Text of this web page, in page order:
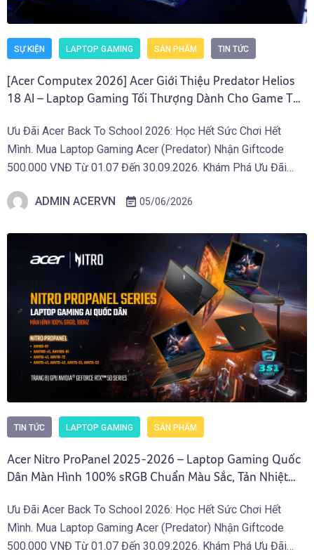
SỰ KIỆN LAPTOP GAMING SẢN PHẨM TIN TỨC
[Acer Computex 2026] Acer Giới Thiệu Predator Helios
18 AI – Laptop Gaming Tối Thượng Dành Cho Game Thủ
Ưu Đãi Acer Back To School 2026: Học Hết Sức Chơi Hết
Mình. Mua Laptop Gaming Acer (Predator) Nhận Giftcode
500.000 VNĐ Từ 01.07 Đến 30.09.2026. Khám Phá Ưu Đãi
Laptop Gaming 2026 và thiết bị Gaming di động mới nhằm
ADMIN ACERVN 05/06/2026
TIN TỨC LAPTOP GAMING SẢN PHẨM
Acer Nitro ProPanel 2025-2026 – Laptop Gaming Quốc
Dân Màn Hình 100% sRGB Chuẩn Màu Sắc, Tản Nhiệt
Ưu Đãi Acer Back To School 2026: Học Hết Sức Chơi Hết
Mình. Mua Laptop Gaming Acer (Predator) Nhận Giftcode
500.000 VNĐ Từ 01.07 Đến 30.09.2026. Khám Phá Ưu Đãi